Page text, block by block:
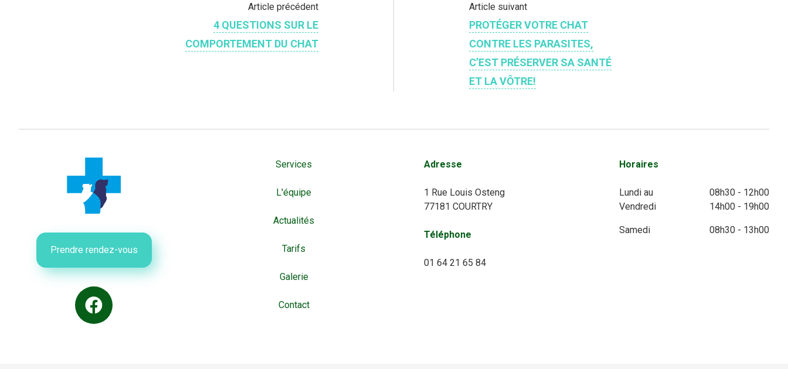
Article précédent
4 QUESTIONS SUR LE
COMPORTEMENT DU CHAT
Article suivant
PROTÉGER VOTRE CHAT
CONTRE LES PARASITES,
C’EST PRÉSERVER SA SANTÉ
ET LA VÔTRE!
Prendre rendez-vous
Services
L'équipe
Actualités
Tarifs
Galerie
Contact
Adresse
1 Rue Louis Osteng
77181 COURTRY
Téléphone
01 64 21 65 84
Horaires
Lundi au
Vendredi
08h30 - 12h00
14h00 - 19h00
Samedi 08h30 - 13h00